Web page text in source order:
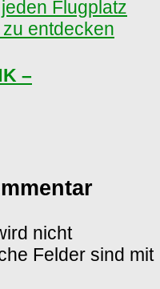
–
nicht
Felder sind mit